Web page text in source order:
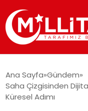
ÖZEL SAYFALAR
Ana Sayfa Gündem
Saha Çizgisinden
Küresel Adımı